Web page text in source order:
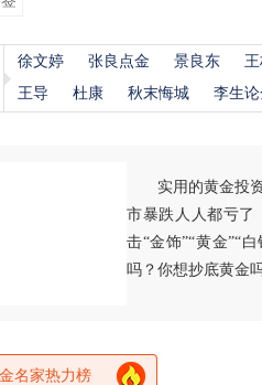
徐文婷 张良点金 景良东 王
王导
杜康 秋末悔城 李生论
实用的黄金投
市暴跌人人都亏了
击“金饰”“黄金”“
吗？你想抄底黄金
名家热力榜